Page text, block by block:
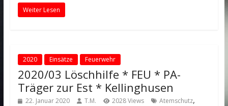
Weiter Lesen
2020 Einsätze Feuerwehr
2020/03 Löschhilfe * FEU * PA-
Träger zur Est * Kellinghusen
22. Januar 2020 T.M. 2028 Views Atemschutz,